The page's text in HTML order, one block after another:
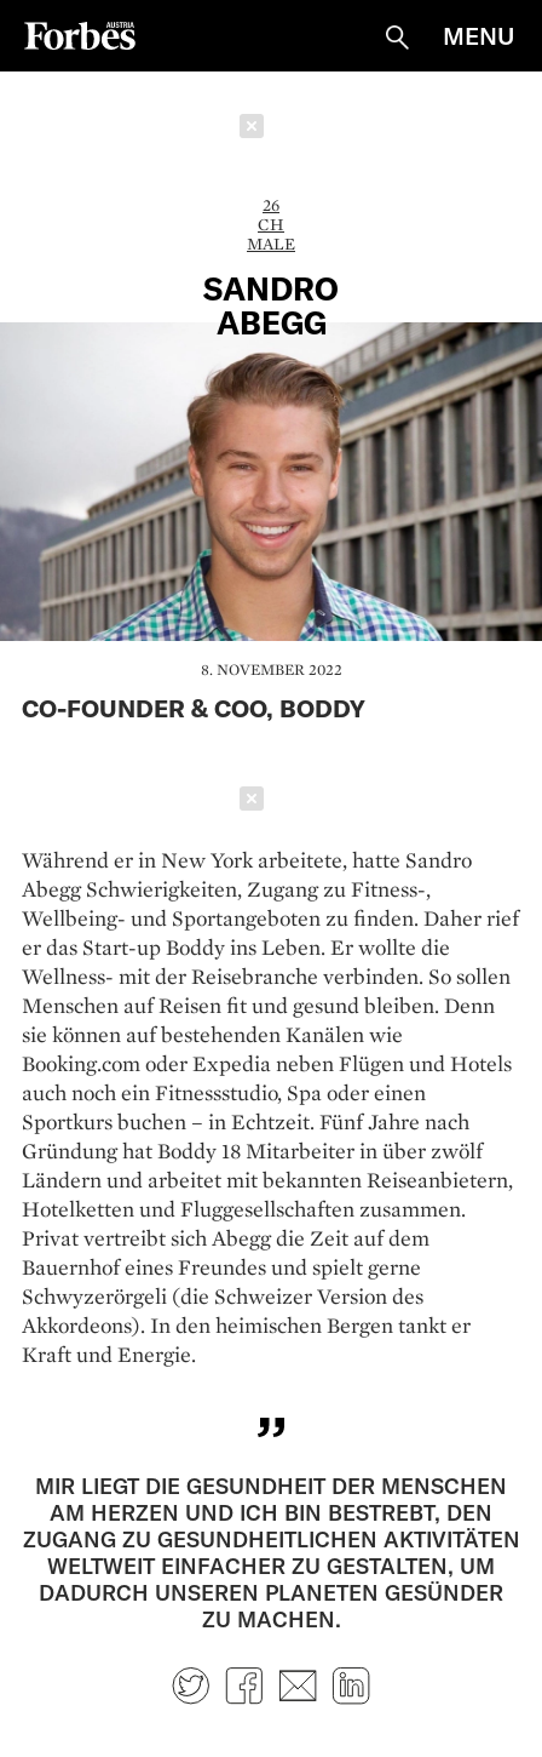
Suche
MENU
26
CH
MALE
SANDRO
ABEGG
8. NOVEMBER 2022
CO-FOUNDER & COO, BODDY
Während er in New York arbeitete, hatte Sandro
Abegg Schwierigkeiten, Zugang zu Fitness-,
Wellbeing- und Sportangeboten zu finden. Daher rief
er das Start-up Boddy ins Leben. Er wollte die
Wellness- mit der Reisebranche verbinden. So sollen
Menschen auf Reisen fit und gesund bleiben. Denn
sie können auf bestehenden Kanälen wie
Booking.com oder Expedia neben Flügen und Hotels
auch noch ein Fitnessstudio, Spa oder einen
Sportkurs buchen – in Echtzeit. Fünf Jahre nach
Gründung hat Boddy 18 Mitarbeiter in über zwölf
Ländern und arbeitet mit bekannten Reiseanbietern,
Hotelketten und Fluggesellschaften zusammen.
Privat vertreibt sich Abegg die Zeit auf dem
Bauernhof eines Freundes und spielt gerne
Schwyzerörgeli (die Schweizer Version des
Akkordeons). In den heimischen Bergen tankt er
Kraft und Energie.
MIR LIEGT DIE GESUNDHEIT DER MENSCHEN
AM HERZEN UND ICH BIN BESTREBT, DEN
ZUGANG ZU GESUNDHEITLICHEN AKTIVITÄTEN
WELTWEIT EINFACHER ZU GESTALTEN, UM
DADURCH UNSEREN PLANETEN GESÜNDER
ZU MACHEN.
TwitterFacebook
E-mail